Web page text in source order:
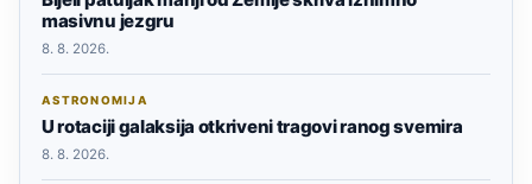
masivnu jezgru
8. 8. 2026.
ASTRONOMIJA
U rotaciji galaksija otkriveni tragovi ranog svemira
8. 8. 2026.